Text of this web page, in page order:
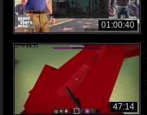
01:00:40
47:14